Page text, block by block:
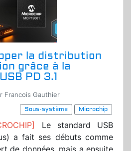
la distribution
grâce à la
PD 3.1
Francois Gauthier
Sous-système
Microchip
Le standard USB
a fait ses débuts comme